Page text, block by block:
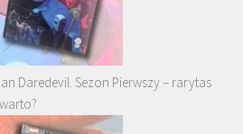
Daredevil. Sezon Pierwszy – rarytas